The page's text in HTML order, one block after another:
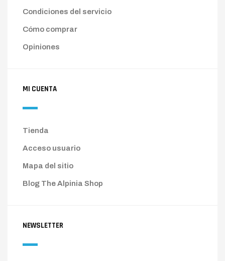
Condiciones del servicio
Cómo comprar
Opiniones
MI CUENTA
Tienda
Acceso usuario
Mapa del sitio
Blog The Alpinia Shop
NEWSLETTER